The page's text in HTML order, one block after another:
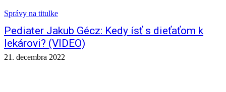
Správy na titulke
Pediater Jakub Gécz: Kedy ísť s dieťaťom k
lekárovi? (VIDEO)
21. decembra 2022